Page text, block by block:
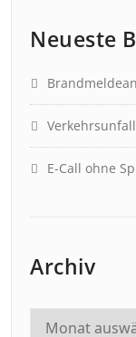
Neueste
E-Call ohne
Archiv